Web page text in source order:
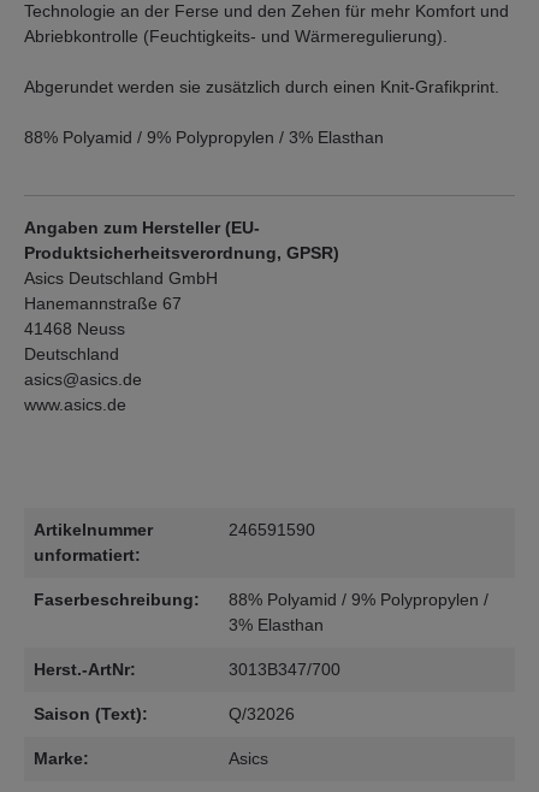
Technologie an der Ferse und den Zehen für mehr Komfort und
Abriebkontrolle (Feuchtigkeits- und Wärmeregulierung).
Abgerundet werden sie zusätzlich durch einen Knit-Grafikprint.
88% Polyamid / 9% Polypropylen / 3% Elasthan
Angaben zum Hersteller (EU-
Produktsicherheitsverordnung, GPSR)
Asics Deutschland GmbH
Hanemannstraße 67
41468 Neuss
Deutschland
asics@asics.de
www.asics.de
Artikelnummer
unformatiert:
246591590
Faserbeschreibung:
88% Polyamid / 9% Polypropylen /
3% Elasthan
Herst.-ArtNr: 3013B347/700
Saison (Text): Q/32026
Marke: Asics